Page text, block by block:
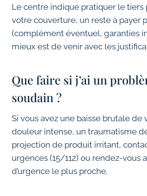
Le centre indique pratiquer le tiers
votre couverture, un reste à payer
(complément éventuel, garanties
mieux est de venir avec les
Que faire si j’ai un
soudain ?
Si vous avez une baisse brutale de
douleur intense, un traumatisme
projection de produit irritant,
urgences (15/112) ou rendez-vous
d’urgence le plus proche.